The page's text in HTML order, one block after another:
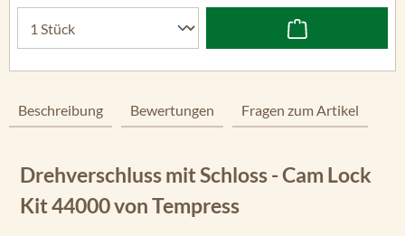
Beschreibung Bewertungen Fragen zum Artikel
Drehverschluss mit Schloss - Cam Lock
Kit 44000 von Tempress